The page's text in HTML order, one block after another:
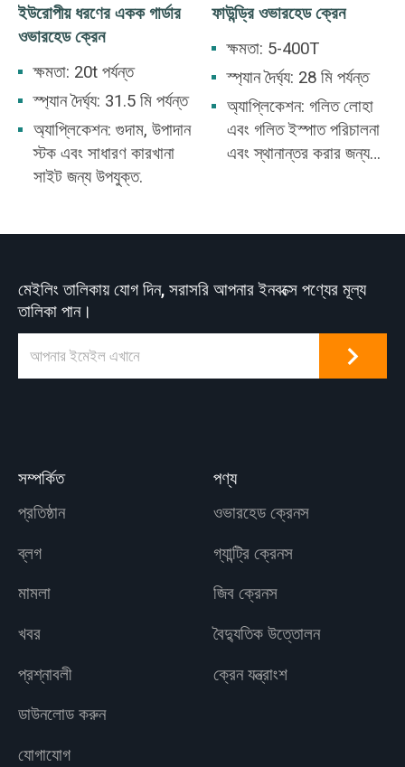
ইউরোপীয় ধরণের একক গার্ডার
ওভারহেড ক্রেন
ক্ষমতা: 20t পর্যন্ত
স্প্যান দৈর্ঘ্য: 31.5 মি পর্যন্ত
অ্যাপ্লিকেশন: গুদাম, উপাদান
স্টক এবং সাধারণ কারখানা
সাইট জন্য উপযুক্ত.
ফাউন্ড্রি ওভারহেড ক্রেন
ক্ষমতা: 5-400T
স্প্যান দৈর্ঘ্য: 28 মি পর্যন্ত
অ্যাপ্লিকেশন: গলিত লোহা
এবং গলিত ইস্পাত পরিচালনা
এবং স্থানান্তর করার জন্য
মেইলিং তালিকায় যোগ দিন, সরাসরি আপনার ইনবক্সে পণ্যের মূল্য
তালিকা পান।
সম্পর্কিত
প্রতিষ্ঠান
ব্লগ
মামলা
খবর
প্রশ্নাবলী
ডাউনলোড করুন
যোগাযোগ
পণ্য
ওভারহেড ক্রেনস
গ্যান্ট্রি ক্রেনস
জিব ক্রেনস
বৈদ্যুতিক উত্তোলন
ক্রেন যন্ত্রাংশ